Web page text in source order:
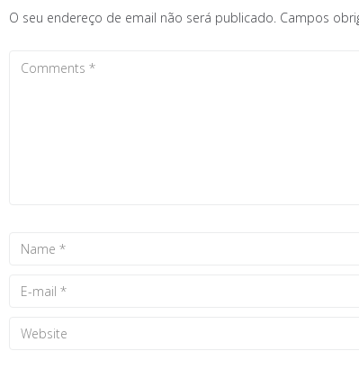
O seu endereço de email não será publicado. Campos